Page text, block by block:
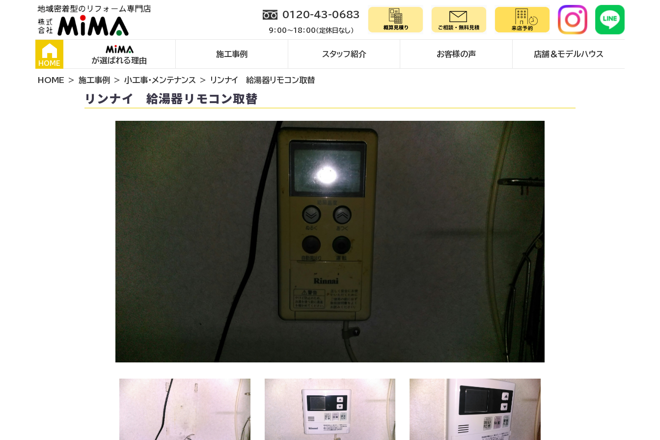
0120-43-0683
9：00～18：00（定休日なし）
HOME が選ばれる理由
施工事例 スタッフ紹介 お客様の声 店舗＆モデルハウス
HOME 施工事例 小工事・メンテナンス リンナイ 給湯器リモコン取替
リンナイ 給湯器リモコン取替